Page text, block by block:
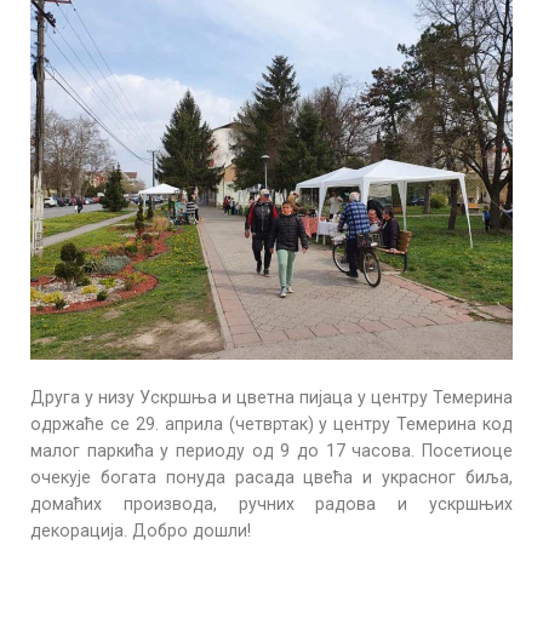
Друга у низу Ускршња и цветна пијаца у центру Темерина
одржаће се 29. априла (четвртак) у центру Темерина код
малог паркића у периоду од 9 до 17 часова. Посетиоце
очекује богата понуда расада цвећа и украсног биља,
домаћих производа, ручних радова и ускршњих
декорација. Добро дошли!